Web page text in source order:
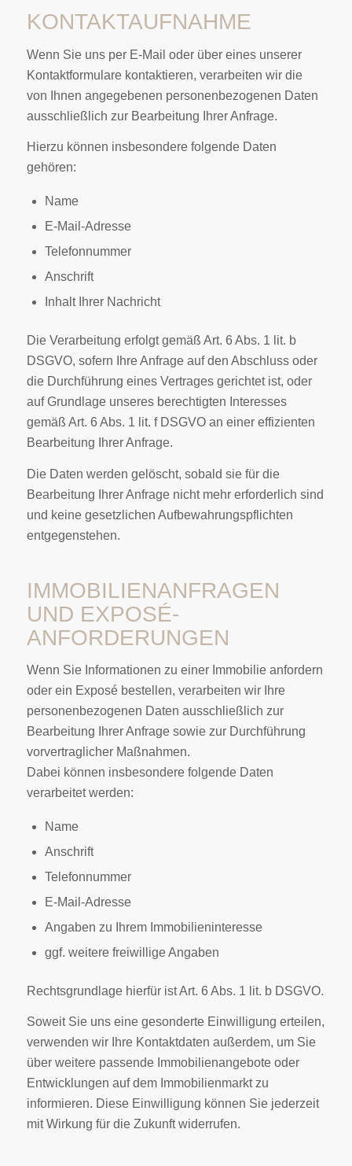
KONTAKTAUFNAHME
Wenn Sie uns per E-Mail oder über eines unserer
Kontaktformulare kontaktieren, verarbeiten wir die
von Ihnen angegebenen personenbezogenen Daten
ausschließlich zur Bearbeitung Ihrer Anfrage.
Hierzu können insbesondere folgende Daten
gehören:
Name
E-Mail-Adresse
Telefonnummer
Anschrift
Inhalt Ihrer Nachricht
Die Verarbeitung erfolgt gemäß Art. 6 Abs. 1 lit. b
DSGVO, sofern Ihre Anfrage auf den Abschluss oder
die Durchführung eines Vertrages gerichtet ist, oder
auf Grundlage unseres berechtigten Interesses
gemäß Art. 6 Abs. 1 lit. f DSGVO an einer effizienten
Bearbeitung Ihrer Anfrage.
Die Daten werden gelöscht, sobald sie für die
Bearbeitung Ihrer Anfrage nicht mehr erforderlich sind
und keine gesetzlichen Aufbewahrungspflichten
entgegenstehen.
IMMOBILIENANFRAGEN
UND EXPOSÉ-
ANFORDERUNGEN
Wenn Sie Informationen zu einer Immobilie anfordern
oder ein Exposé bestellen, verarbeiten wir Ihre
personenbezogenen Daten ausschließlich zur
Bearbeitung Ihrer Anfrage sowie zur Durchführung
vorvertraglicher Maßnahmen.
Dabei können insbesondere folgende Daten
verarbeitet werden:
Name
Anschrift
Telefonnummer
E-Mail-Adresse
Angaben zu Ihrem Immobilieninteresse
ggf. weitere freiwillige Angaben
Rechtsgrundlage hierfür ist Art. 6 Abs. 1 lit. b DSGVO.
Soweit Sie uns eine gesonderte Einwilligung erteilen,
verwenden wir Ihre Kontaktdaten außerdem, um Sie
über weitere passende Immobilienangebote oder
Entwicklungen auf dem Immobilienmarkt zu
informieren. Diese Einwilligung können Sie jederzeit
mit Wirkung für die Zukunft widerrufen.